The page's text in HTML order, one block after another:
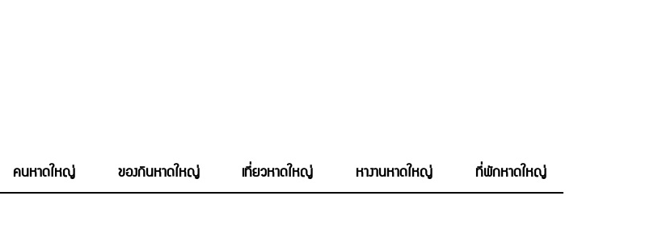
คนหาดใหญ่ ของกินหาดใหญ่ เที่ยวหาดใหญ่ หางานหาดใหญ่ ที่พักหาดใหญ่